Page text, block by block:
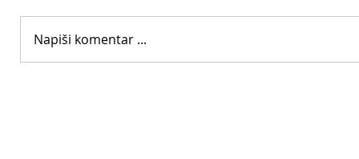
Napiši komentar ...